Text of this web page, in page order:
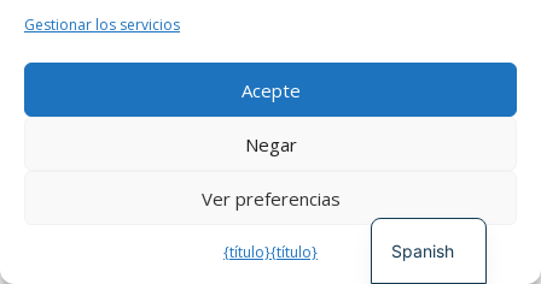
Gestionar los servicios
Acepte
Negar
Ver preferencias
{título}{título}
https://www.linkedin.com/in/ntsikelelo
-colossa-40505517/
- Correo electrónico :
Spanish